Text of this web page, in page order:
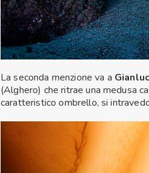
La seconda menzione va a
(Alghero) che ritrae una medusa
caratteristico ombrello, si